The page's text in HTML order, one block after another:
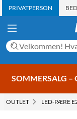
PRIVATPERSON
SOMMERSALG –
OUTLET LED-PÆRE